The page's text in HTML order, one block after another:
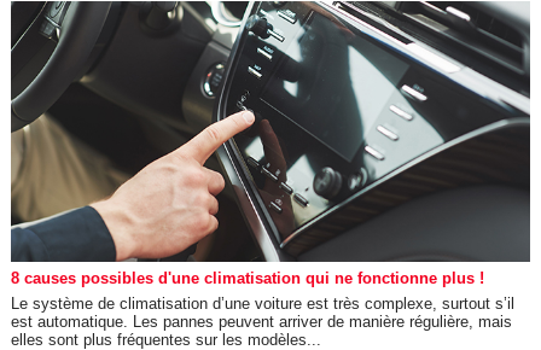
8 causes possibles d'une climatisation qui ne fonctionne plus !
Le système de climatisation d’une voiture est très complexe, surtout s’il
est automatique. Les pannes peuvent arriver de manière régulière, mais
elles sont plus fréquentes sur les modèles...